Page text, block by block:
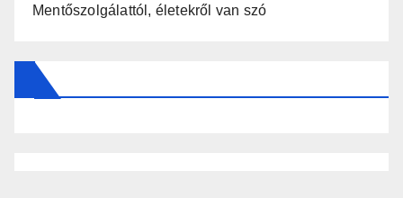
Mentőszolgálattól, életekről van szó